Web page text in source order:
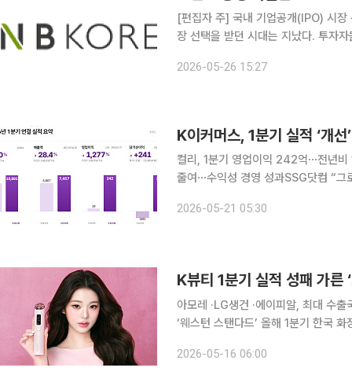
[편집자 주] 국내 기업공개(IPO) 시장
장 선택을 받던 시대는 지났다. 투자
섰다. 본지는 상장을 앞둔 기업의 기
2026-05-26 15:27
K이커머스, 1분기 실적 ‘개
컬리, 1분기 영업이익 242억⋯전년비
줄여⋯수익성 경영 성과SSG닷컴 “그
갈린 성적표를 받아들었지만, 전반적
2026-05-21 05:30
K뷰티 1분기 실적 성패 가른
아모레 ·LG생건 ·에이피알, 최대 수출
‘웨스턴 스탠다드’ 올해 1분기 한국 화장품의 최대 수출국이 중국에서 미국으로 처음 바뀌었다. 아모
사상 최대 실적을 기록하며 체질 개선
2026-05-16 06:00